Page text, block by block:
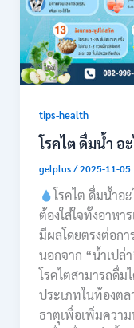
tips-health
โรคไต ดื่มน้ำ อ
gelplus/2025-11-05
โรคไต ดื่มน้ำอะ
ต้องใส่ใจทั้งอาหา
มีผลโดยตรงต่อก
นอกจาก “น้ำเปล่
โรคไตสามารถดื่ม
ประเภทในท้องต
ธาตุเพื่อเพิ่มควา